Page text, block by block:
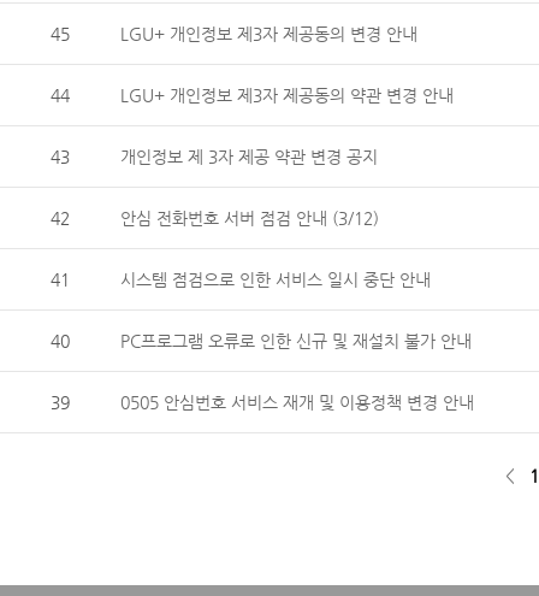
45 LGU+ 개인정보 제3자 제공동의 변경 안내
44 LGU+ 개인정보 제3자 제공동의 약관 변경 안내
43 개인정보 제 3자 제공 약관 변경 공지
42 안심 전화번호 서버 점검 안내 (3/12)
41 시스템 점검으로 인한 서비스 일시 중단 안내
40 PC프로그램 오류로 인한 신규 및 재설치 불가 안내
39 0505 안심번호 서비스 재개 및 이용정책 변경 안내
< 1